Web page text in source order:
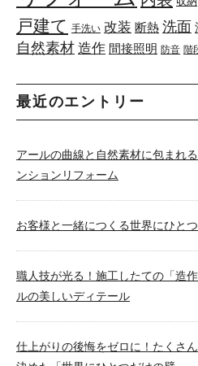
戸建て 手洗い 改装 断熱 洗面
自然素材 造作 間接照明 防音 階
最近のエントリー
アールの曲線と自然素材に包まれ
ンションリフォーム
お客様と一緒につくる世界にひと
職人技が光る！施工したての「造
ルの美しいディテール
仕上がりの後悔をゼロに！たくさ